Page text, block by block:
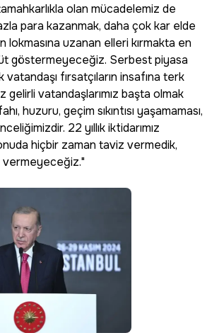
olan mücadelemiz de
para kazanmak, daha çok kar elde
lokmasına uzanan elleri kırmakta en
göstermeyeceğiz. Serbest piyasa
fırsatçıların insafına terk
gelirli vatandaşlarımız başta olmak
huzuru, geçim sıkıntısı yaşamaması,
22 yıllık iktidarımız
hiçbir zaman taviz vermedik,
vermeyeceğiz."